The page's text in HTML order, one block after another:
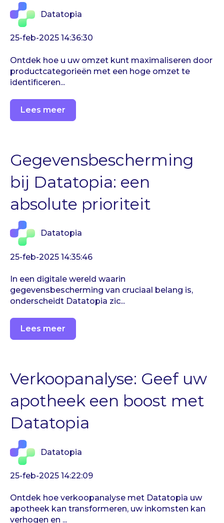
Datatopia
25-feb-2025 14:36:30
Ontdek hoe u uw omzet kunt maximaliseren door
productcategorieën met een hoge omzet te
identificeren...
Lees meer
Gegevensbescherming
bij Datatopia: een
absolute prioriteit
Datatopia
25-feb-2025 14:35:46
In een digitale wereld waarin
gegevensbescherming van cruciaal belang is,
onderscheidt Datatopia zic...
Lees meer
Verkoopanalyse: Geef uw
apotheek een boost met
Datatopia
Datatopia
25-feb-2025 14:22:09
Ontdek hoe verkoopanalyse met Datatopia uw
apotheek kan transformeren, uw inkomsten kan
verhogen en ...